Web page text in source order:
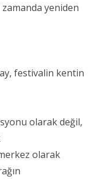
zamanda yeniden
festivalin kentin
olarak değil,
olarak